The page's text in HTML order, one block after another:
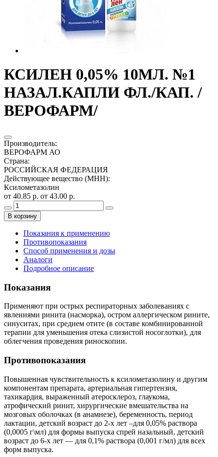
КСИЛЕН 0,05% 10МЛ. №1
НАЗАЛ.КАПЛИ ФЛ./КАП. /
ВЕРОФАРМ/
Производитель:
ВЕРОФАРМ АО
Страна:
РОССИЙСКАЯ ФЕДЕРАЦИЯ
Действующее вещество (МНН):
Ксилометазолин
от 40.85 р. от 43.00 р.
В корзину
Показания к применению
Противопоказания
Способ применения и дозы
Аналоги
Подробное описание
Показания
Применяют при острых респираторных заболеваниях с
явлениями ринита (насморка), остром аллергическом рините,
синуситах, при среднем отите (в составе комбинированной
терапии для уменьшения отека слизистой носоглотки), для
облегчения проведения риноскопии.
Противопоказания
Повышенная чувствительность к ксилометазолину и другим
компонентам препарата, артериальная гипертензия,
тахикардия, выраженный атеросклероз, глаукома,
атрофический ринит, хирургические вмешательства на
мозговых оболочках (в анамнезе), беременность, период
лактации, детский возраст до 2-х лет –для 0,05% раствора
(0,0005 г\мл) для формы выпуска спрей назальный, детский
возраст до 6-х лет — для 0,1% раствора (0,001 г/мл) для всех
форм выпуска.